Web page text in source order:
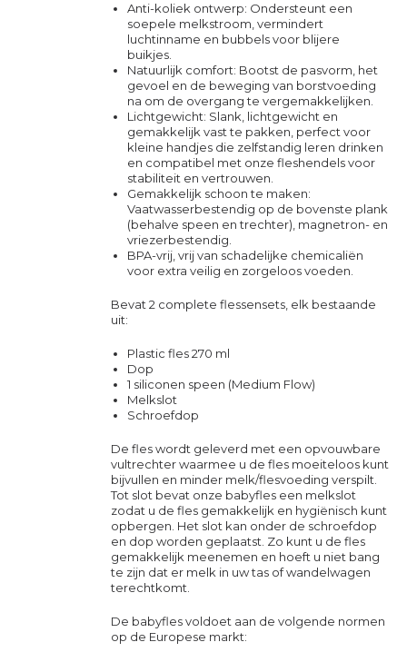
Anti-koliek ontwerp: Ondersteunt een
soepele melkstroom, vermindert
luchtinname en bubbels voor blijere
buikjes.
Natuurlijk comfort: Bootst de pasvorm, het
gevoel en de beweging van borstvoeding
na om de overgang te vergemakkelijken.
Lichtgewicht: Slank, lichtgewicht en
gemakkelijk vast te pakken, perfect voor
kleine handjes die zelfstandig leren drinken
en compatibel met onze fleshendels voor
stabiliteit en vertrouwen.
Gemakkelijk schoon te maken:
Vaatwasserbestendig op de bovenste plank
(behalve speen en trechter), magnetron- en
vriezerbestendig.
BPA-vrij, vrij van schadelijke chemicaliën
voor extra veilig en zorgeloos voeden.
Bevat 2 complete flessensets, elk bestaande
uit:
Plastic fles 270 ml
Dop
1 siliconen speen (Medium Flow)
Melkslot
Schroefdop
De fles wordt geleverd met een opvouwbare
vultrechter waarmee u de fles moeiteloos kunt
bijvullen en minder melk/flesvoeding verspilt.
Tot slot bevat onze babyfles een melkslot
zodat u de fles gemakkelijk en hygiënisch kunt
opbergen. Het slot kan onder de schroefdop
en dop worden geplaatst. Zo kunt u de fles
gemakkelijk meenemen en hoeft u niet bang
te zijn dat er melk in uw tas of wandelwagen
terechtkomt.
De babyfles voldoet aan de volgende normen
op de Europese markt: